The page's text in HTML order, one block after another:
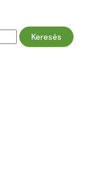
Keresés